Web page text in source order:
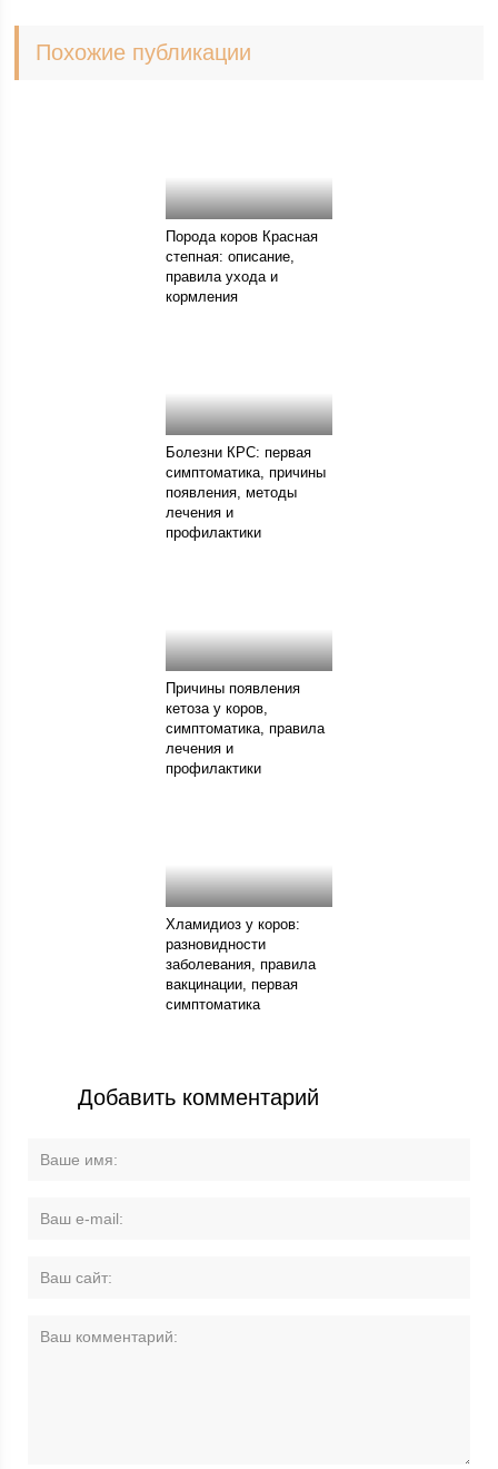
Похожие публикации
Порода коров Красная
степная: описание,
правила ухода и
кормления
Болезни КРС: первая
симптоматика, причины
появления, методы
лечения и
профилактики
Причины появления
кетоза у коров,
симптоматика, правила
лечения и
профилактики
Хламидиоз у коров:
разновидности
заболевания, правила
вакцинации, первая
симптоматика
Добавить комментарий